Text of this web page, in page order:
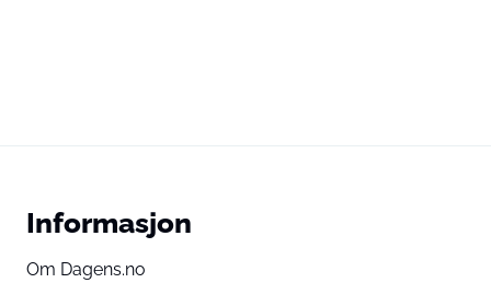
Informasjon
Om Dagens.no